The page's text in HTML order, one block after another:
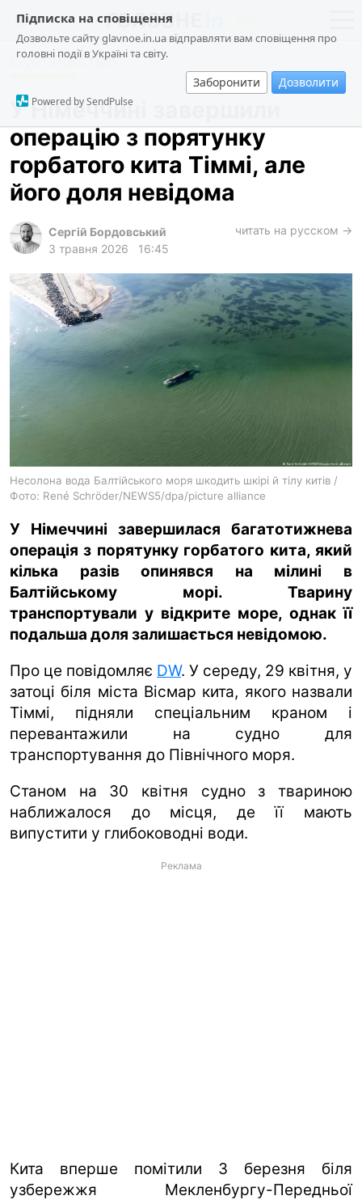
Підписка на сповіщення
Дозвольте сайту glavnoe.in.ua відправляти вам сповіщення про
головні події в Україні та світу.
Заборонити Дозволити
Powered by SendPulse
новини
про проєкт
суспільство
події
кримінал
техно
харків
архів
gambling
Суспільство
У Німеччині завершили
операцію з порятунку
горбатого кита Тіммі, але
його доля невідома
Сергій Бордовський
3 травня 2026
16:45
читать на русском →
Несолона вода Балтійського моря шкодить шкірі й тілу китів /
Фото: René Schröder/NEWS5/dpa/picture alliance
У Німеччині завершилася багатотижнева
операція з порятунку горбатого кита, який
кілька разів опинявся на мілині в
Балтійському морі. Тварину
транспортували у відкрите море, однак її
подальша доля залишається невідомою.
Про це повідомляє DW. У середу, 29 квітня, у
затоці біля міста Вісмар кита, якого назвали
Тіммі, підняли спеціальним краном і
перевантажили на судно для
транспортування до Північного моря.
Станом на 30 квітня судно з твариною
наближалося до місця, де її мають
випустити у глибоководні води.
Реклама
Кита вперше помітили 3 березня біля
узбережжя Мекленбургу-Передньої